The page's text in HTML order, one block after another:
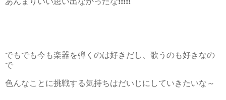
でもでも今も楽器を弾くのは好きだし、歌うのも好きなの
で
色んなことに挑戦する気持ちはだいじにしていきたいな～